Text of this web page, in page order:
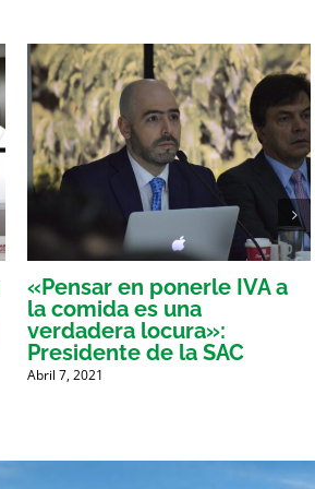
«Pensar en ponerle IVA a
la comida es una
verdadera locura»:
Presidente de la SAC
Abril 7, 2021